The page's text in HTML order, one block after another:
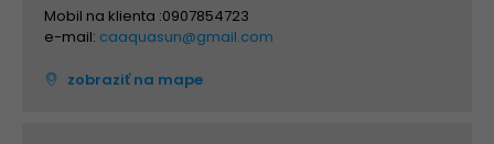
Mobil na klienta :0907854723
e-mail: caaquasun@gmail.com
zobraziť na mape